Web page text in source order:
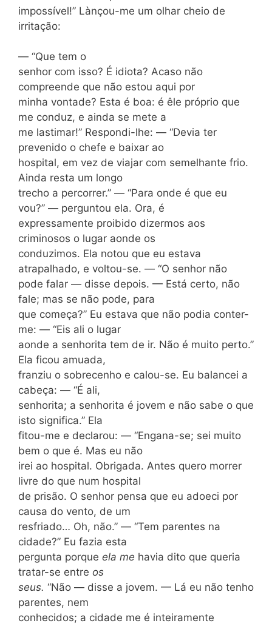
impossível!” Lànçou-me um olhar cheio de
irritação:
— “Que tem o
senhor com isso? É idiota? Acaso não
compreende que não estou aqui por
minha vontade? Esta é boa: é êle próprio que
me conduz, e ainda se mete a
me lastimar!” Respondi-lhe: — “Devia ter
prevenido o chefe e baixar ao
hospital, em vez de viajar com semelhante frio.
Ainda resta um longo
trecho a percorrer.” — “Para onde é que eu
vou?” — perguntou ela. Ora, é
expressamente proibido dizermos aos
criminosos o lugar aonde os
conduzimos. Ela notou que eu estava
atrapalhado, e voltou-se. — “O senhor não
pode falar — disse depois. — Está certo, não
fale; mas se não pode, para
que começa?” Eu estava que não podia conter-
me: — “Eis ali o lugar
aonde a senhorita tem de ir. Não é muito perto.”
Ela ficou amuada,
franziu o sobrecenho e calou-se. Eu balancei a
cabeça: — “É ali,
senhorita; a senhorita é jovem e não sabe o que
isto significa.” Ela
fitou-me e declarou: — “Engana-se; sei muito
bem o que é. Mas eu não
irei ao hospital. Obrigada. Antes quero morrer
livre do que num hospital
de prisão. O senhor pensa que eu adoeci por
causa do vento, de um
resfriado… Oh, não.” — “Tem parentes na
cidade?” Eu fazia esta
pergunta porque ela me havia dito que queria
tratar-se entre os
seus. “Não — disse a jovem. — Lá eu não tenho
parentes, nem
conhecidos; a cidade me é inteiramente